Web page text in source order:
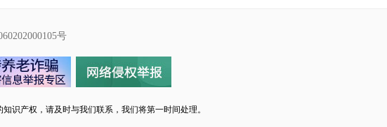
号
识产权，请及时与我们联系，我们将第一时间处理。